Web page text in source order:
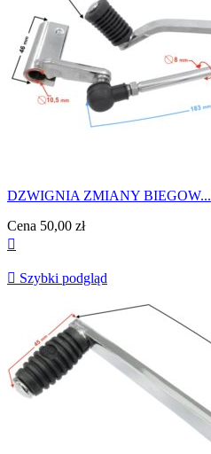
DZWIGNIA ZMIANY BIEGOW...
Cena 50,00 zł

 Szybki podgląd